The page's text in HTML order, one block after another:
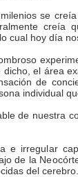
se
creía
cual hoy día
el área
de
individual
de nuestra
e irregular
de la
del cerebro.